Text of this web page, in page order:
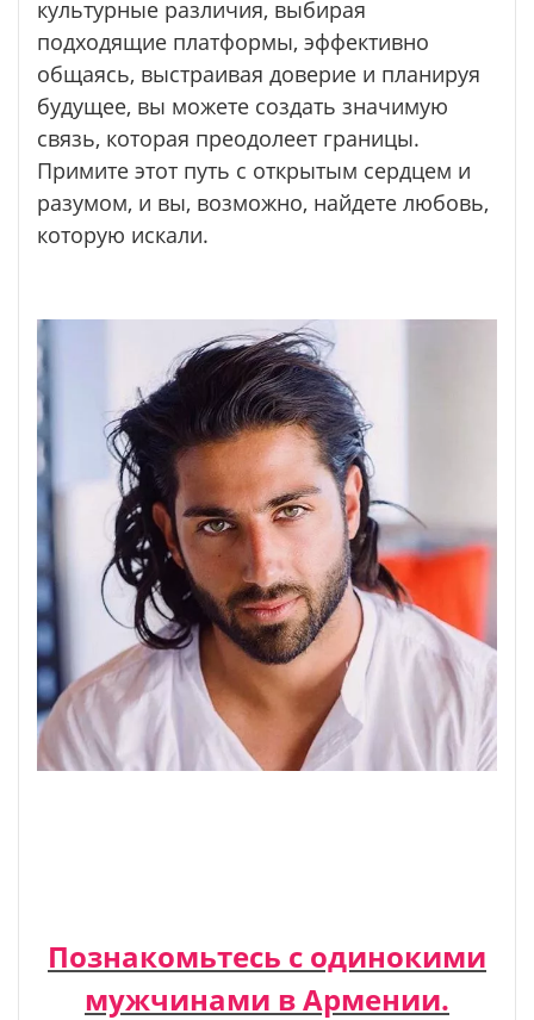
культурные различия, выбирая
подходящие платформы, эффективно
общаясь, выстраивая доверие и планируя
будущее, вы можете создать значимую
связь, которая преодолеет границы.
Примите этот путь с открытым сердцем и
разумом, и вы, возможно, найдете любовь,
которую искали.
Познакомьтесь с одинокими
мужчинами в Армении.